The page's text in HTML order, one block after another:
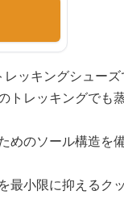
ッキングシューズ
レッキングでも
めのソール構造を
小限に抑えるク